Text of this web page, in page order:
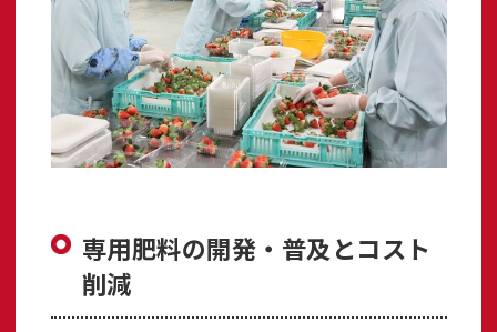
専用肥料の開発・普及とコスト
削減